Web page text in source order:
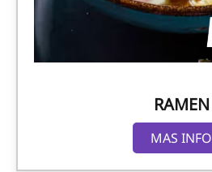
RAMEN
MAS INFO